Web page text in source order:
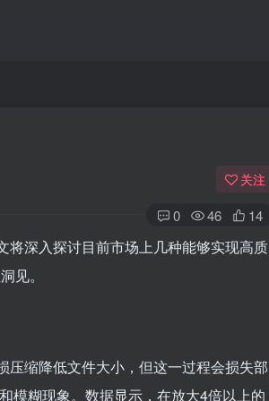
关注
0 46 14
将深入探讨目前市场上几种能够实现高质
见。
缩降低文件大小，但这一过程会损失部
模糊现象。数据显示，在放大4倍以上的